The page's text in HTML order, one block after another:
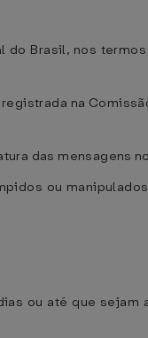
Brasil, nos
na
das mensagens
ou
ou até que sejam